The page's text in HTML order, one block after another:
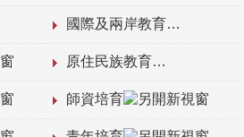
國際及兩岸教育
原住民族教育
師資培育